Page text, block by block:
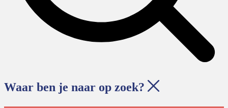
Waar ben je naar op zoek?